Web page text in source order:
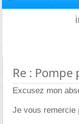
Re :
Excusez mon
Je vous remercie